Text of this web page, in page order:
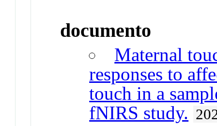
documento
Maternal
responses to
touch in a
fNIRS study.